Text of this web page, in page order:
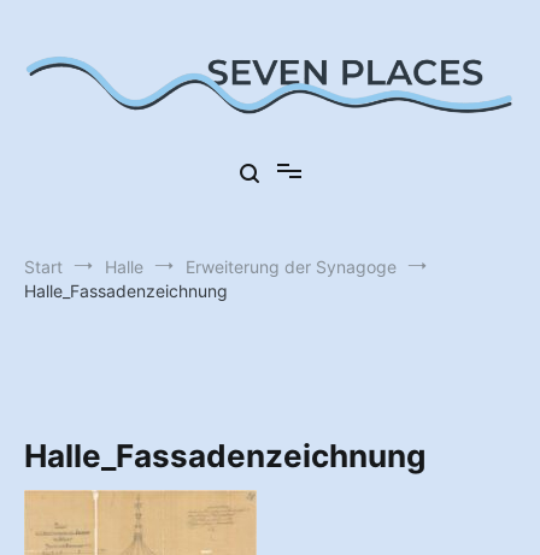
springen
Start Halle
Erweiterung der Synagoge
Halle_Fassadenzeichnung
Halle_Fassadenzeichnung